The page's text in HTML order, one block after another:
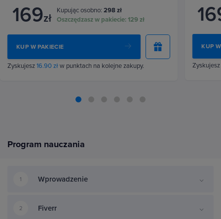
169zł
Kupując osobno: 298 zł
Oszczędzasz w pakiecie:129 zł
KUP W PAKIECIE
Zyskujesz16.90 złw punktach na kolejne zakupy.
KUP
Program nauczania
1 Wprowadzenie
2 Fiverr